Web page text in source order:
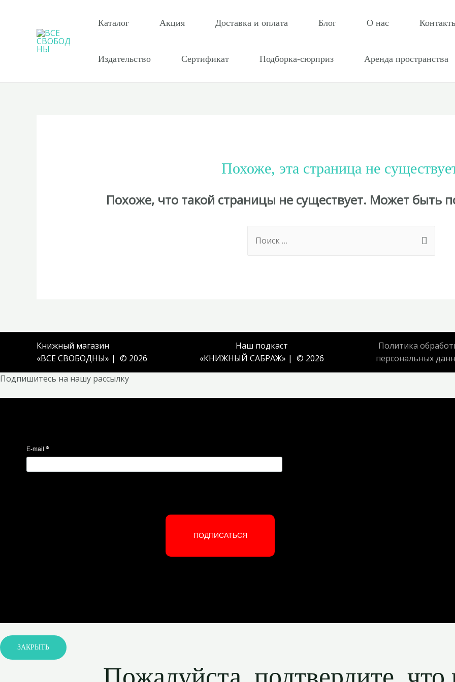
содержимому
Каталог Акция Доставка и оплата Блог О нас
Издательство Сертификат Подборка-сюрприз Аренда пространства
Похоже, эта страница не
Похоже, что такой страницы не существует. Может быть
for:
Книжный магазин
«ВСЕ СВОБОДНЫ» | © 2026
Наш подкаст
«КНИЖНЫЙ САБРАЖ» | © 2026
Политика
персональных
Подпишитесь на нашу рассылку
E-mail *
ПОДПИСАТЬСЯ
ЗАКРЫТЬ